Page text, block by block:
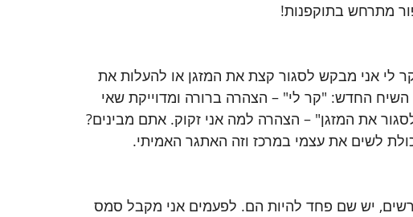
מתרחש בתוקפנות!
לי אני מבקש לסגור קצת את המזגן או להעלות את
החדש: "קר לי" – הצהרה ברורה ומדוייקת שאי
את המזגן" – הצהרה למה אני זקוק. אתם מבינים?
לשים את עצמי במרכז וזה האתגר האמיתי.
יש שם פחד להיות הם. לפעמים אני מקבל סמס